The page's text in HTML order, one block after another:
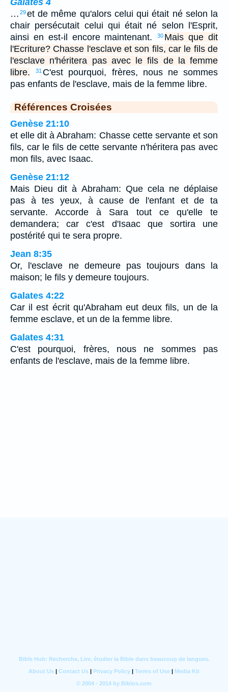
… 29et de même qu'alors celui qui était né selon la
chair persécutait celui qui était né selon l'Esprit,
ainsi en est-il encore maintenant.
30 Mais que dit
l'Ecriture? Chasse l'esclave et son fils, car le fils de
l'esclave n'héritera pas avec le fils de la femme
libre.
31 C'est pourquoi, frères, nous ne sommes
pas enfants de l'esclave, mais de la femme libre.
Références Croisées
Genèse 21:10
et elle dit à Abraham: Chasse cette servante et son
fils, car le fils de cette servante n'héritera pas avec
mon fils, avec Isaac.
Genèse 21:12
Mais Dieu dit à Abraham: Que cela ne déplaise
pas à tes yeux, à cause de l'enfant et de ta
servante. Accorde à Sara tout ce qu'elle te
demandera; car c'est d'Isaac que sortira une
postérité qui te sera propre.
Jean 8:35
Or, l'esclave ne demeure pas toujours dans la
maison; le fils y demeure toujours.
Galates 4:22
Car il est écrit qu'Abraham eut deux fils, un de la
femme esclave, et un de la femme libre.
Galates 4:31
C'est pourquoi, frères, nous ne sommes pas
enfants de l'esclave, mais de la femme libre.